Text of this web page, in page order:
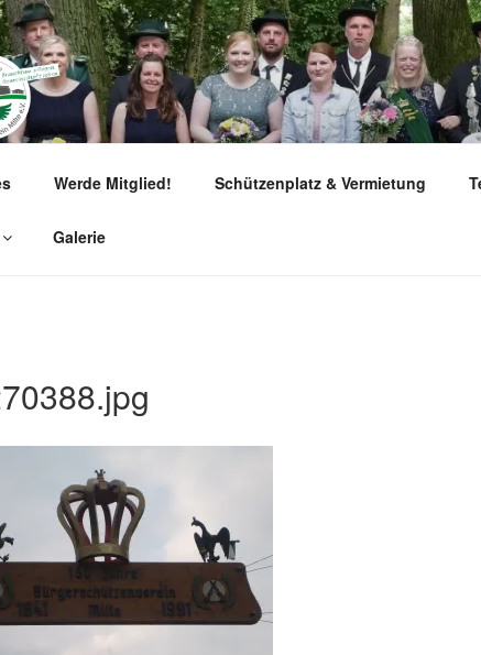
Werde Mitglied! Schützenplatz & Vermietung
Galerie